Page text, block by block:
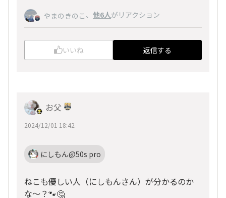
やまのきのこ 、 他6人がリアクション
いいね 返信する
お父
2024/12/01 18:42
にしもん@50s pro
ねこも優しい人（にしもんさん）が分かるのか
な〜？🐾🤔